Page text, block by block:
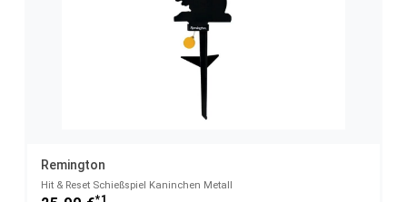
Remington
Hit & Reset Schießspiel Kaninchen Metall